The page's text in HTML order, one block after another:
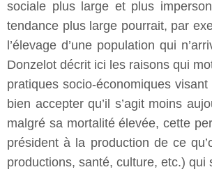
sociale plus large et plus
tendance plus large pourrait, par
l’élevage d’une population qui
Donzelot décrit ici les raisons qui
pratiques socio-économiques
bien accepter qu’il s’agit moins
malgré sa mortalité élevée, cette
président à la production de ce
productions, santé, culture, etc.)